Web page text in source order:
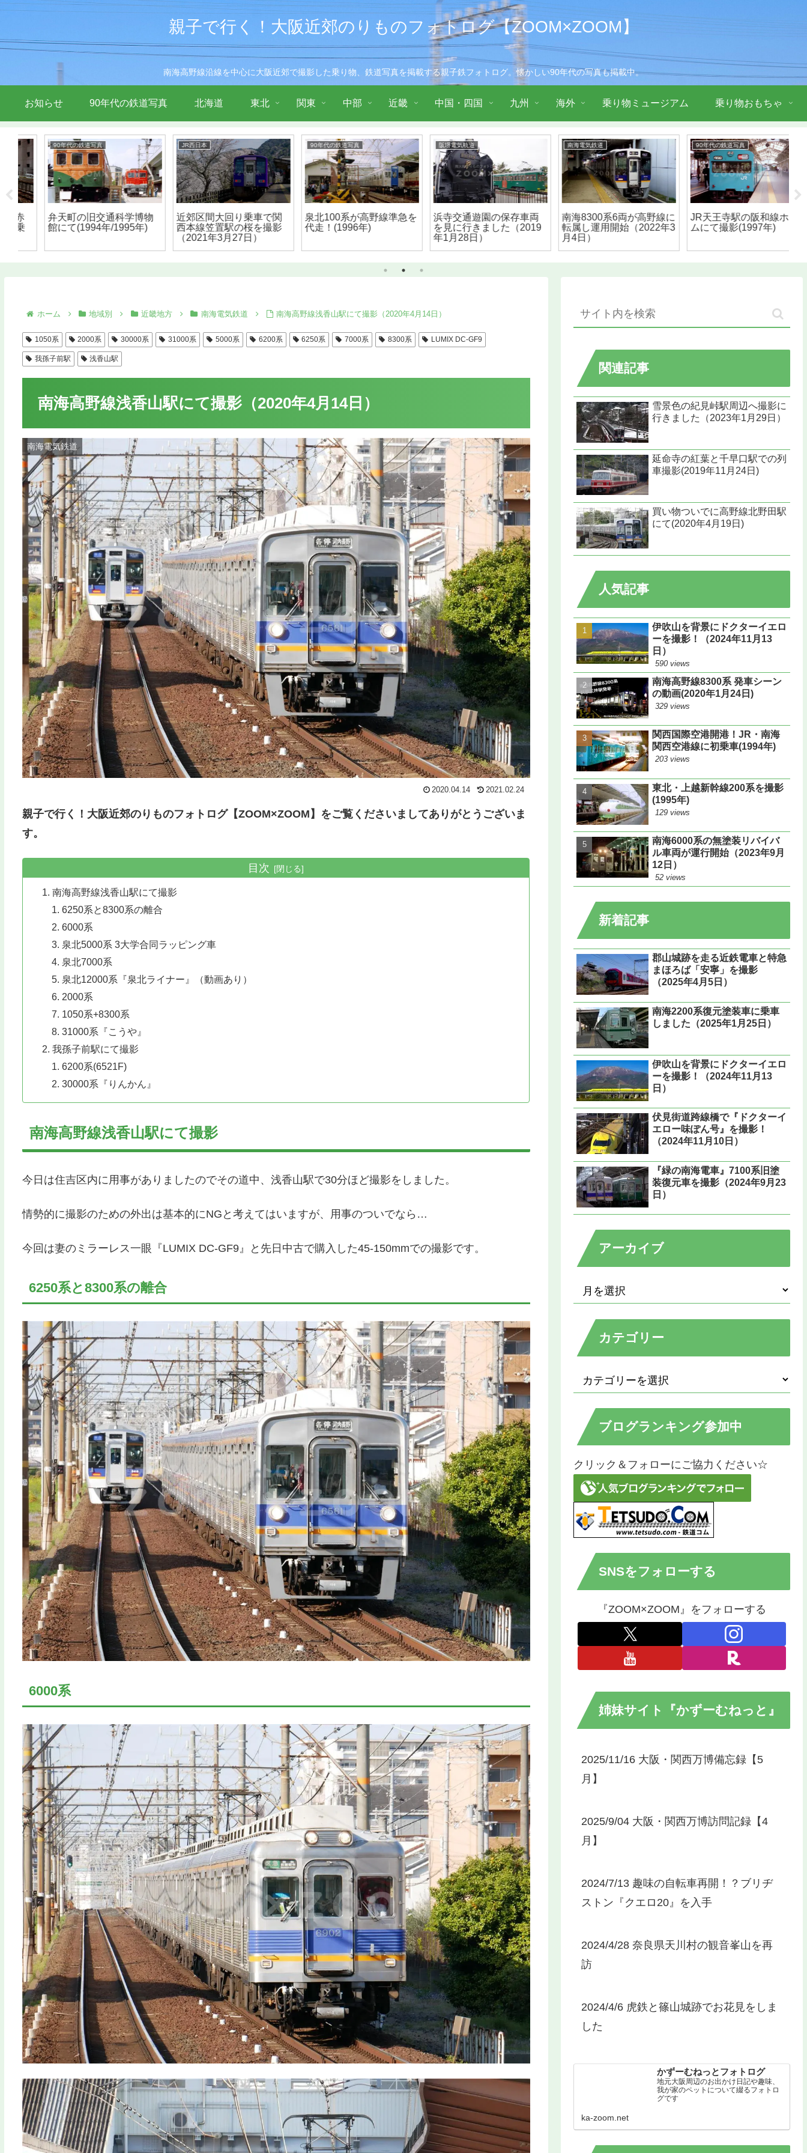
親子で行く！大阪近郊のりものフォトログ【ZOOM×ZOOM】
南海高野線沿線を中心に大阪近郊で撮影した乗り物、鉄道写真を掲載する親子鉄フォトログ。懐かしい90年代の写真も掲載中。
お知らせ 90年代の鉄道写真 北海道 東北 関東 中部 近畿 中国・四国 九州 海外 乗り物ミュージアム 乗り物おもちゃ
JR西日本
近郊区間大回り乗車で関
西本線笠置駅の桜を撮影
90年代の鉄道写真
泉北100系が高野線準急を
代走！(1996年)
阪堺電気軌道
浜寺交通遊園の保存車両
を見に行きました（2019
南海電気鉄道
南海8300系6両が高野線に
転属し運用開始（2022年3
月4日）
90年代の鉄道写真
JR天王寺駅の阪和線ホー
ムにて撮影(1997年)
90年代の鉄道写真
さようなら21000系！
1997年の千代田工場公開
ホーム 地域別 近畿地方 南海電気鉄道 南海高野線浅香山駅にて撮影（2020年4月14日）
1050系 2000系 30000系 31000系 5000系 6200系 6250系 7000系 8300系 LUMIX DC-GF9
我孫子前駅 浅香山駅
南海高野線浅香山駅にて撮影（2020年4月14日）
南海電気鉄道
2020.04.14 2021.02.24
親子で行く！大阪近郊のりものフォトログ【ZOOM×ZOOM】をご覧くださいましてありがとうございま
す。
目次
南海高野線浅香山駅にて撮影
6250系と8300系の離合
6000系
泉北5000系 3大学合同ラッピング車
泉北7000系
泉北12000系『泉北ライナー』（動画あり）
2000系
1050系+8300系
31000系『こうや』
我孫子前駅にて撮影
6200系(6521F)
30000系『りんかん』
南海高野線浅香山駅にて撮影
今日は住吉区内に用事がありましたのでその道中、浅香山駅で30分ほど撮影をしました。
情勢的に撮影のための外出は基本的にNGと考えてはいますが、用事のついでなら…
今回は妻のミラーレス一眼『LUMIX DC-GF9』と先日中古で購入した45-150mmでの撮影です。
6250系と8300系の離合
6000系
関連記事
雪景色の紀見峠駅周辺へ撮影に
行きました（2023年1月29日）
延命寺の紅葉と千早口駅での列
車撮影(2019年11月24日)
買い物ついでに高野線北野田駅
にて(2020年4月19日)
人気記事
伊吹山を背景にドクターイエロ
ーを撮影！（2024年11月13
日）
590 views
南海高野線8300系 発車シーン
の動画(2020年1月24日)
329 views
関西国際空港開港！JR・南海
関西空港線に初乗車(1994年)
203 views
東北・上越新幹線200系を撮影
(1995年)
129 views
南海6000系の無塗装リバイバ
ル車両が運行開始（2023年9月
12日）
52 views
新着記事
郡山城跡を走る近鉄電車と特急
まほろば「安寧」を撮影
（2025年4月5日）
南海2200系復元塗装車に乗車
しました（2025年1月25日）
伊吹山を背景にドクターイエロ
ーを撮影！（2024年11月13
日）
伏見街道跨線橋で『ドクターイ
エロー味ぽん号』を撮影！
（2024年11月10日）
『緑の南海電車』7100系旧塗
装復元車を撮影（2024年9月23
日）
アーカイブ
カテゴリー
ブログランキング参加中
クリック＆フォローにご協力ください☆
SNSをフォローする
『ZOOM×ZOOM』をフォローする
姉妹サイト『かずーむねっと』
2025/11/16 大阪・関西万博備忘録【5
月】
2025/9/04 大阪・関西万博訪問記録【4
月】
2024/7/13 趣味の自転車再開！？ブリヂ
ストン『クエロ20』を入手
2024/4/28 奈良県天川村の観音峯山を再
訪
2024/4/6 虎鉄と篠山城跡でお花見をしま
した
かずーむねっとフォトログ
地元大阪周辺のお出かけ日記や趣味、
我が家のペットについて綴るフォトロ
グです
ka-zoom.net